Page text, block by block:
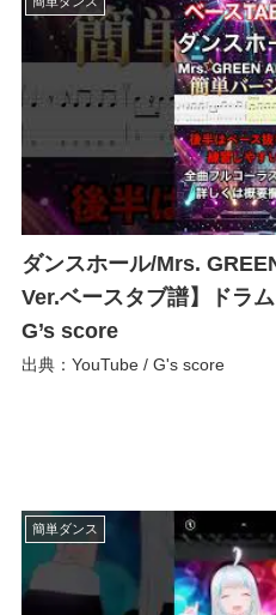
ダンスホール/Mrs.
Ver.ベースタブ譜】ドラ
G’s score
出典：YouTube / G's score
簡単ダンス